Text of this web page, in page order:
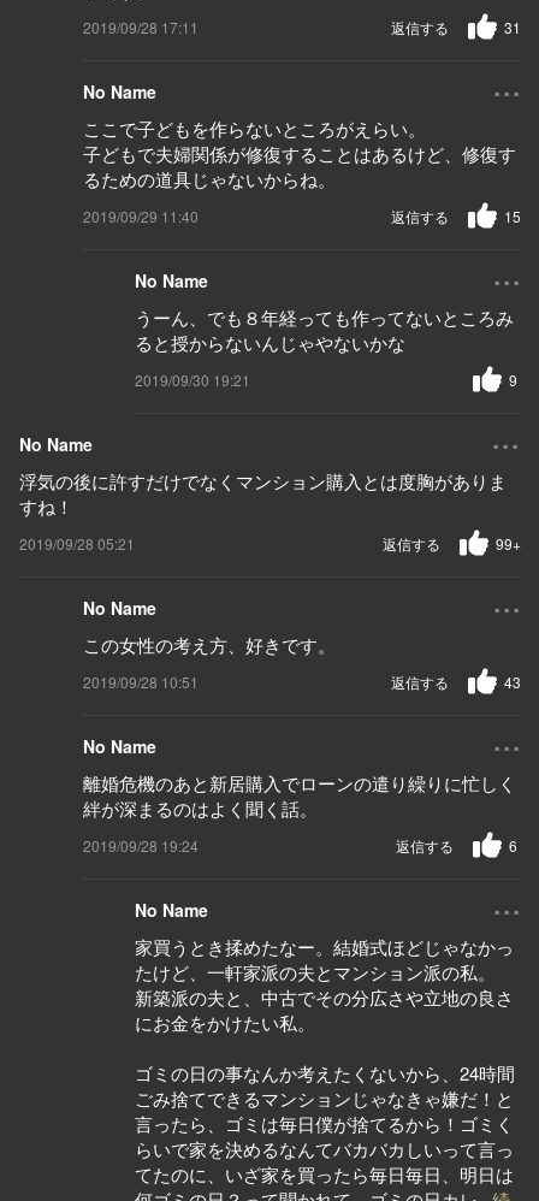
2019/09/28 17:11 31
返信する
No Name ...
ここで子どもを作らないところがえらい。
子どもで夫婦関係が修復することはあるけど、修復す
るための道具じゃないからね。
2019/09/29 11:40 15
返信する
No Name ...
うーん、でも８年経っても作ってないところみ
ると授からないんじゃやないかな
2019/09/30 19:21 9
No Name ...
浮気の後に許すだけでなくマンション購入とは度胸がありま
すね！
2019/09/28 05:21 99+
返信する
No Name ...
この女性の考え方、好きです。
2019/09/28 10:51 43
返信する
No Name ...
離婚危機のあと新居購入でローンの遣り繰りに忙しく
絆が深まるのはよく聞く話。
2019/09/28 19:24 6
返信する
No Name ...
家買うとき揉めたなー。結婚式ほどじゃなかっ
たけど、一軒家派の夫とマンション派の私。
新築派の夫と、中古でその分広さや立地の良さ
にお金をかけたい私。
ゴミの日の事なんか考えたくないから、24時間
ごみ捨てできるマンションじゃなきゃ嫌だ！と
言ったら、ゴミは毎日僕が捨てるから！ゴミく
らいで家を決めるなんてバカバカしいって言っ
てたのに、いざ家を買ったら毎日毎日、明日は